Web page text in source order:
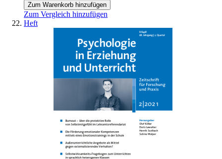
Zum Warenkorb hinzufügen
Zum Vergleich hinzufügen
Heft